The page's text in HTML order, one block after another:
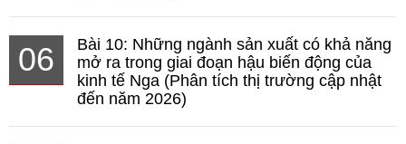
06
Bài 10: Những ngành sản xuất có khả năng
mở ra trong giai đoạn hậu biến động của
kinh tế Nga (Phân tích thị trường cập nhật
đến năm 2026)